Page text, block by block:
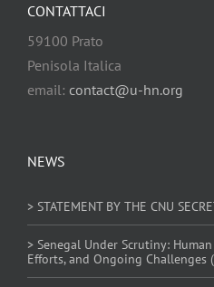
NEWS
> STATEMENT BY THE CNU
> Senegal Under Scrutiny:
Efforts, and Ongoing Challenges
CONTATTACI
59100 Prato
Penisola Italica
email: contact@u-hn.org